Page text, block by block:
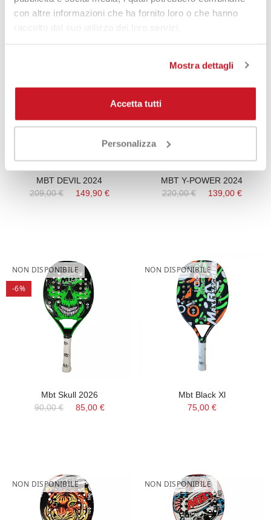
con altre informazioni che ha fornito loro o che hanno
Mostra dettagli
Accetta tutti
Personalizza
MBT DEVIL 2024
209,00 €
149,90 €
MBT Y-POWER 2024
220,00 €
139,00 €
NON DISPONIBILE
-6%
Mbt Skull 2026
90,00 €
85,00 €
NON DISPONIBILE
Mbt Black Xl
75,00 €
NON DISPONIBILE NON DISPONIBILE